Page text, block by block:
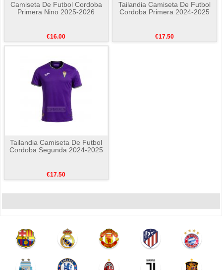
Camiseta De Futbol Cordoba
Primera Nino 2025-2026
€16.00
Tailandia Camiseta De Futbol
Cordoba Primera 2024-2025
€17.50
Tailandia Camiseta De Futbol
Cordoba Segunda 2024-2025
€17.50